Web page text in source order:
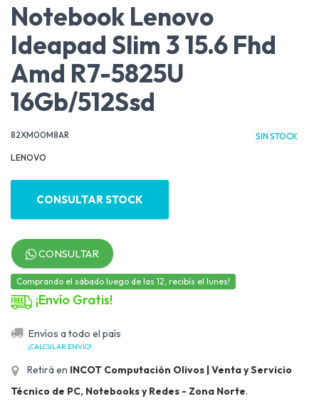
Notebook Lenovo
Ideapad Slim 3 15.6 Fhd
Amd R7-5825U
16Gb/512Ssd
82XM00M8AR
SIN STOCK
LENOVO
CONSULTAR STOCK
CONSULTAR
Comprando el sábado luego de las 12, recibís el lunes!
¡Envío Gratis!
Envíos a todo el país
¡CALCULAR ENVÍO!
Retirá en INCOT Computación Olivos | Venta y Servicio
Técnico de PC, Notebooks y Redes - Zona Norte.